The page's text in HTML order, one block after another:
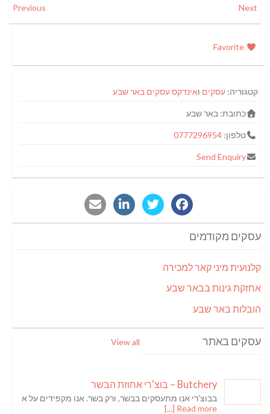
Previous Next
Favorite
קטגוריה: עסקים ואינדקס עסקים באר שבע
כתובת: באר שבע
טלפון:0777296954
Send Enquiry
עסקים מקודמים
קלנועית מיני קאר למכירה
אחזקת גינות בבאר שבע
הובלות באר שבע
עסקים באתר View all
Butchery – בוצ'רי אחוזת הבשר
בבוצ'רי אנו מתעסקים בבשר, ורק בשר. אנו מקפידים על א
Read more [...]